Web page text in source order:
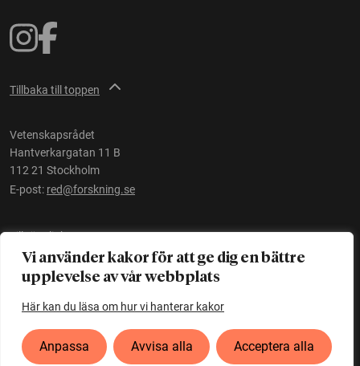
Vi använder kakor för att ge dig en bättre
upplevelse av vår webbplats
Här kan du läsa om hur vi hanterar kakor
Anpassa Avvisa alla Acceptera alla
Tillbaka till toppen
Vetenskapsrådet
Hantverkargatan 11 B
112 21 Stockholm
E-post: red@forskning.se
Tillgänglighet
Ett initiativ avVetenskapsrådet